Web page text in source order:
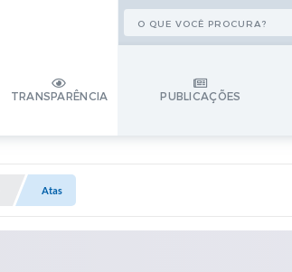
TRANSPARÊNCIA PUBLICAÇÕES
Atas